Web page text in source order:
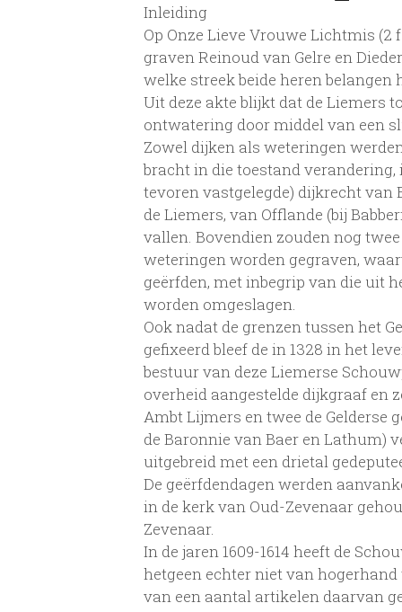
Inleiding
Op Onze Lieve Vrouwe Lichtmis (2
graven Reinoud van Gelre en
welke streek beide heren belangen
Uit deze akte blijkt dat de Liemers
ontwatering door middel van een
Zowel dijken als weteringen
bracht in die toestand
tevoren vastgelegde) dijkrecht van
de Liemers, van Offlande (bij
vallen. Bovendien zouden nog
weteringen worden gegraven,
geërfden, met inbegrip van die uit
worden omgeslagen.
Ook nadat de grenzen tussen het
gefixeerd bleef de in 1328 in het
bestuur van deze Liemerse
overheid aangestelde dijkgraaf en
Ambt Lijmers en twee de Gelderse
de Baronnie van Baer en Lathum)
uitgebreid met een drietal
De geërfdendagen werden
in de kerk van Oud-Zevenaar
Zevenaar.
In de jaren 1609-1614 heeft de
hetgeen echter niet van
van een aantal artikelen daarvan